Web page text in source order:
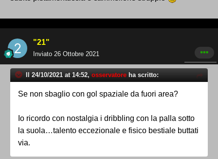
"21"
Inviato 26 Ottobre 2021
Il 24/10/2021 at 14:52, osservatore ha scritto:
Se non sbaglio con gol spaziale da fuori area?
Io ricordo con nostalgia i dribbling con la palla sotto
la suola…talento eccezionale e fisico bestiale buttati
via.